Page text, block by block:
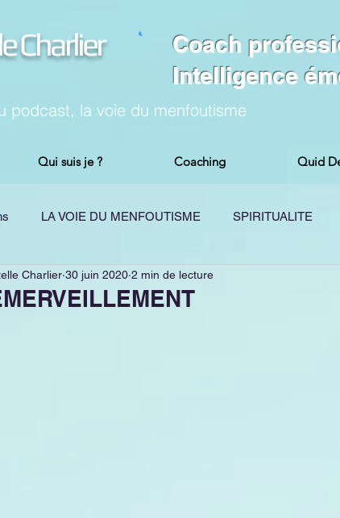
Charlier
Coach
Intelligence
podcast, la voie du menfoutisme
Qui suis je ? Coaching Quid
LA VOIE DU MENFOUTISME SPIRITUALITE
PSYCHOLOGIE PODCAST
Charlier 30 juin 2020 2 min de lecture